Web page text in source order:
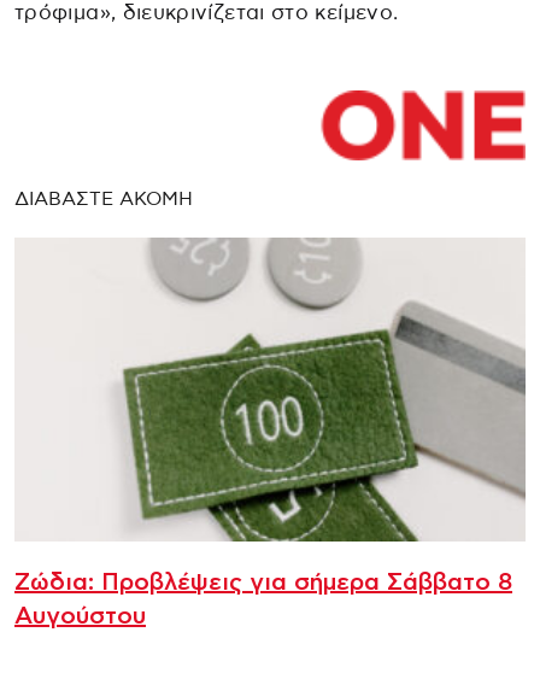
τρόφιμα», διευκρινίζεται στο κείμενο.
ΔΙΑΒΑΣΤΕ ΑΚΟΜΗ
Ζώδια: Προβλέψεις για σήμερα Σάββατο 8
Αυγούστου